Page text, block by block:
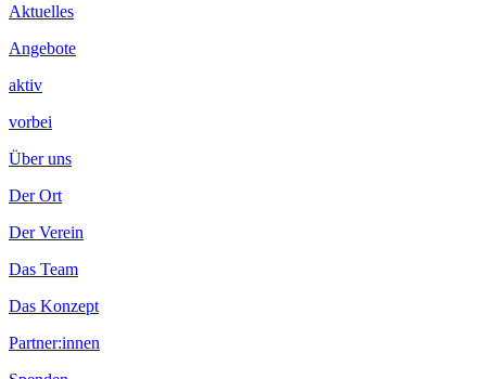
Aktuelles
Angebote
aktiv
vorbei
Über uns
Der Ort
Der Verein
Das Team
Das Konzept
Partner:innen